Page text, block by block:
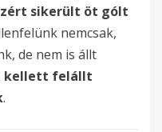
sikerült öt gólt
nemcsak,
de nem is állt
kellett felállt
.